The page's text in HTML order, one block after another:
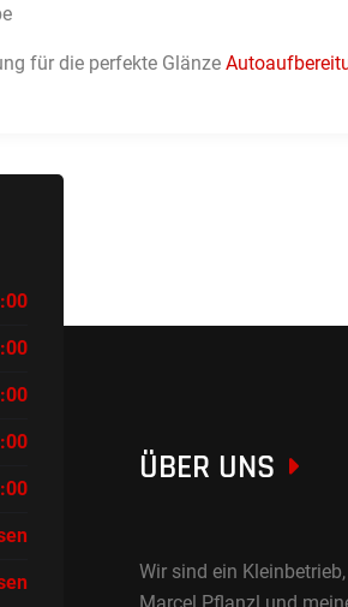
für die perfekte Glänze
ÜBER UNS
Wir sind ein